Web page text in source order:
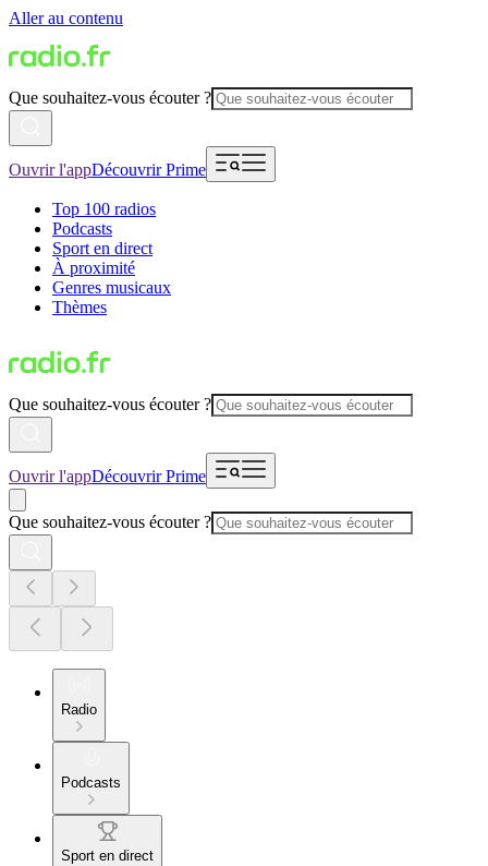
Aller au contenu
Que souhaitez-vous écouter ?
Ouvrir l'appDécouvrir Prime
Top 100 radios
Podcasts
Sport en direct
À proximité
Genres musicaux
Thèmes
Que souhaitez-vous écouter ?
Ouvrir l'appDécouvrir Prime
Que souhaitez-vous écouter ?
Radio
Podcasts
Sport en direct